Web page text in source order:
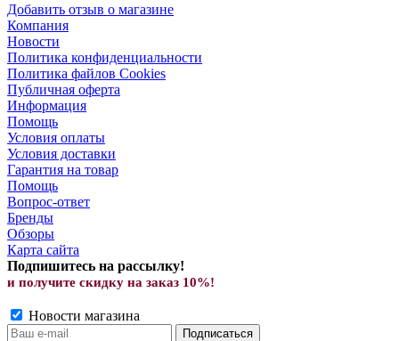
Добавить отзыв о магазине
Компания
Новости
Политика конфиденциальности
Политика файлов Cookies
Публичная оферта
Информация
Помощь
Условия оплаты
Условия доставки
Гарантия на товар
Помощь
Вопрос-ответ
Бренды
Обзоры
Карта сайта
Подпишитесь на рассылку!
и получите скидку на заказ 10%!
Новости магазина